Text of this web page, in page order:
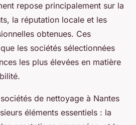
repose principalement sur la
la réputation locale et les
obtenues. Ces
les sociétés sélectionnées
les plus élevées en matière
de nettoyage à Nantes
éléments essentiels : la